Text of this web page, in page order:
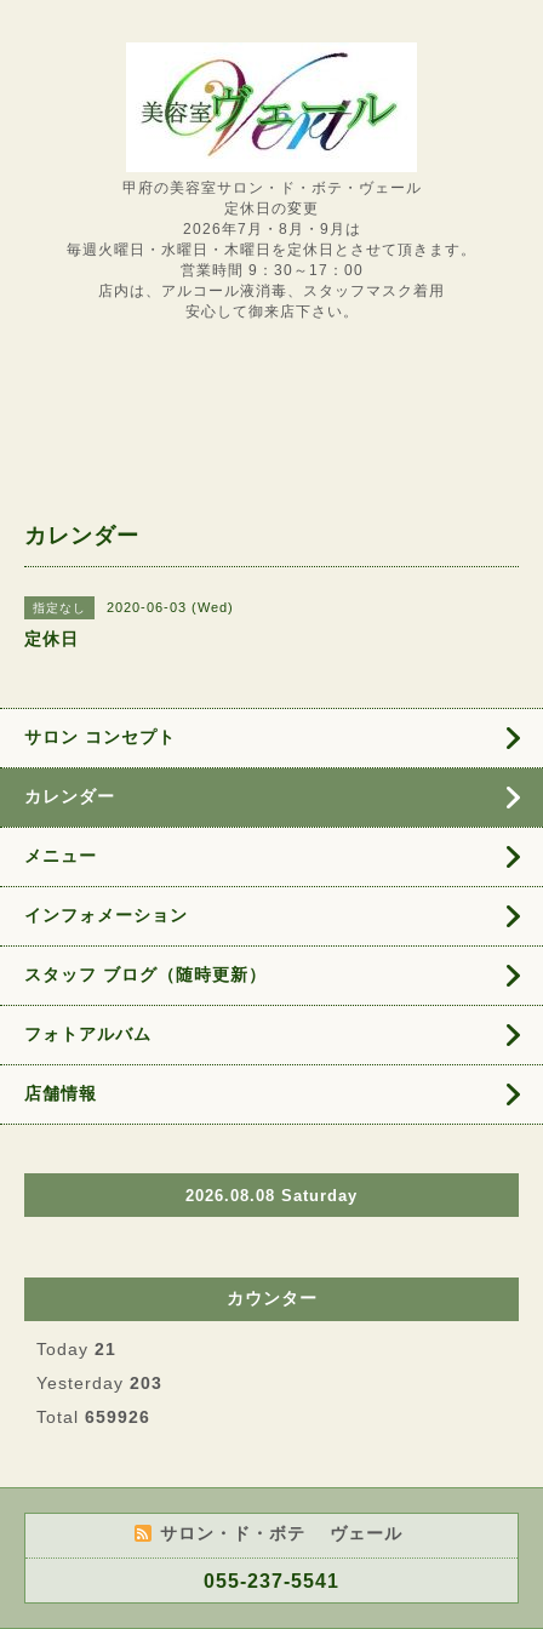
甲府の美容室サロン・ド・ボテ・ヴェール
定休日の変更
2026年7月・8月・9月は
毎週火曜日・水曜日・木曜日を定休日とさせて頂きます。
営業時間 9：30～17：00
店内は、アルコール液消毒、スタッフマスク着用
安心して御来店下さい。
カレンダー
指定なし 2020-06-03 (Wed)
定休日
サロン コンセプト
カレンダー
メニュー
インフォメーション
スタッフ ブログ（随時更新）
フォトアルバム
店舗情報
2026.08.08 Saturday
カウンター
Today 21
Yesterday 203
Total 659926
サロン・ド・ボテ ヴェール
055-237-5541